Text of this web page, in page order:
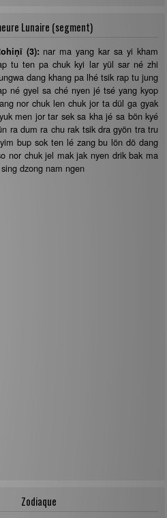
Lunaire (segment)
(3): nar ma yang kar sa yi kham
tu ten pa chuk kyi lar yül sar né zhi
dang khang pa lhé tsik rap tu jung
né gyel sa ché nyen jé tsé yang kyop
nor chuk len chuk jor ta dül ga gyak
men jor tar sek sa kha jé sa bön kyé
ra dum ra chu rak tsik dra gyön tra tru
bup sok ten lé zang bu lön dö dang
nor chuk jel mak jak nyen drik bak ma
dzong nam ngen
Zodiaque